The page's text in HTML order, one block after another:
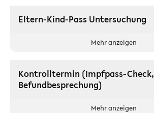
Eltern-Kind-Pass Untersuchung
Mehr anzeigen
Kontrolltermin (Impfpass-Check,
Befundbesprechung)
Mehr anzeigen